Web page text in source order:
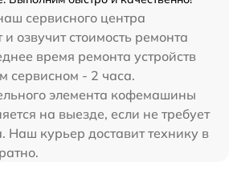
сервисного центра
озвучит стоимость ремонта
время ремонта устройств
сервисном - 2 часа.
элемента кофемашины
на выезде, если не требует
Наш курьер доставит технику в